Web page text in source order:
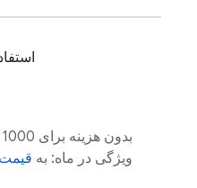
ویژگی در ماه: به